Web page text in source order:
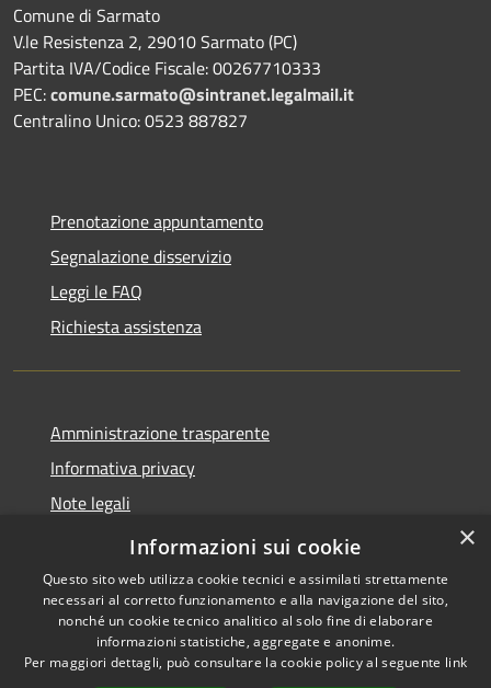
Comune di Sarmato
V.le Resistenza 2, 29010 Sarmato (PC)
Partita IVA/Codice Fiscale: 00267710333
PEC:comune.sarmato@sintranet.legalmail.it
Centralino Unico: 0523 887827
Prenotazione appuntamento
Segnalazione disservizio
Leggi le FAQ
Richiesta assistenza
Amministrazione trasparente
Informativa privacy
Note legali
Dichiarazione di accessibilità
Accessibilità
Copyright © 2026 • Comune di
Sarmato • Powered by
×
Informazioni sui cookie
Questo sito web utilizza cookie tecnici e assimilati strettamente
necessari al corretto funzionamento e alla navigazione del sito,
nonché un cookie tecnico analitico al solo fine di elaborare
informazioni statistiche, aggregate e anonime.
Per maggiori dettagli, può consultare la cookie policy al seguente link